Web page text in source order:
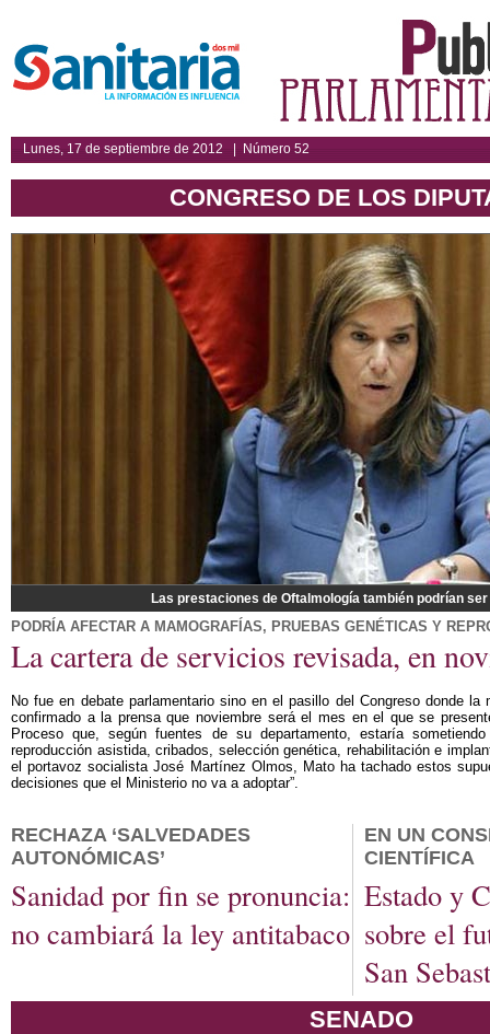
Lunes, 17 de septiembre de 2012 | Número 52
CONGRESO DE LOS
Las prestaciones de Oftalmología también podrían
PODRÍA AFECTAR A MAMOGRAFÍAS, PRUEBAS GENÉTICAS Y
La cartera de servicios revisada, en
No fue en debate parlamentario sino en el pasillo del Congreso donde
confirmado a la prensa que noviembre será el mes en el que se
Proceso que, según fuentes de su departamento, estaría
reproducción asistida, cribados, selección genética, rehabilitación e
el portavoz socialista José Martínez Olmos, Mato ha tachado estos
decisiones que el Ministerio no va a adoptar”.
RECHAZA ‘SALVEDADES
AUTONÓMICAS’
Sanidad por fin se pronuncia:
no cambiará la ley antitabaco
EN UN
CIENTÍFICA
Estado y
sobre el
San
SENADO